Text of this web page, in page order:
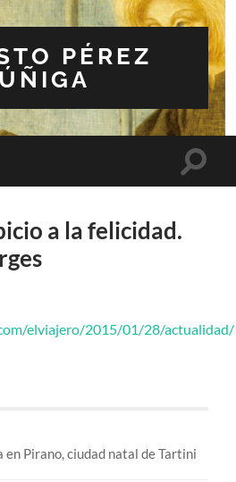
PÉREZ
a la felicidad.
elviajero/2015/01/28/
en Pirano, ciudad natal de Tartini